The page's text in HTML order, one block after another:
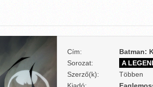
Cím:
Batman:
Sorozat:
A
Szerző(k):
Többen